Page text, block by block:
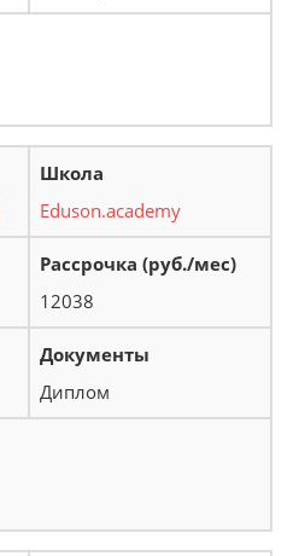
Eduson.academy
12038
Диплом